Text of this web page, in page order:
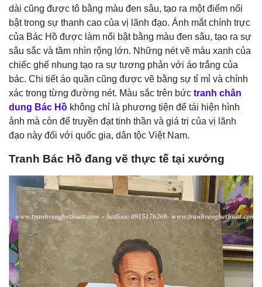
dài cũng được tô bằng màu đen sâu, tạo ra một điểm nổi
bật trong sự thanh cao của vị lãnh đạo. Ánh mắt chính trực
của Bác Hồ được làm nổi bật bằng màu đen sâu, tạo ra sự
sâu sắc và tầm nhìn rộng lớn. Những nét vẽ màu xanh của
chiếc ghế nhung tạo ra sự tương phản với áo trắng của
bác. Chi tiết áo quần cũng được vẽ bằng sự tỉ mỉ và chính
xác trong từng đường nét. Màu sắc trên bức tranh chân
dung Bác Hồ không chỉ là phương tiện để tái hiện hình
ảnh mà còn để truyền đạt tinh thần và giá trị của vị lãnh
đạo này đối với quốc gia, dân tộc Việt Nam.
Tranh Bác Hồ đang vẽ thực tế tại xưởng